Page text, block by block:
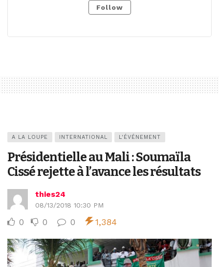
Follow
A LA LOUPE INTERNATIONAL L'ÉVÉNEMENT
Présidentielle au Mali : Soumaïla
Cissé rejette à l’avance les résultats
thies24
08/13/2018 10:30 PM
0 0 0 1,384